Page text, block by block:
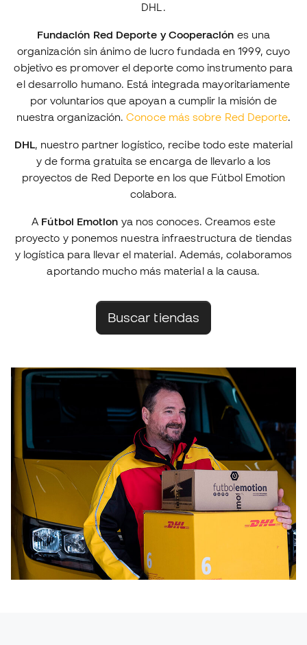
DHL.
Fundación Red Deporte y Cooperación es una
organización sin ánimo de lucro fundada en 1999, cuyo
objetivo es promover el deporte como instrumento para
el desarrollo humano. Está integrada mayoritariamente
por voluntarios que apoyan a cumplir la misión de
nuestra organización.Conoce más sobre Red Deporte.
DHL, nuestro partner logístico, recibe todo este material
y de forma gratuita se encarga de llevarlo a los
proyectos de Red Deporte en los que Fútbol Emotion
colabora.
A Fútbol Emotion ya nos conoces. Creamos este
proyecto y ponemos nuestra infraestructura de tiendas
y logística para llevar el material. Además, colaboramos
aportando mucho más material a la causa.
Buscar tiendas